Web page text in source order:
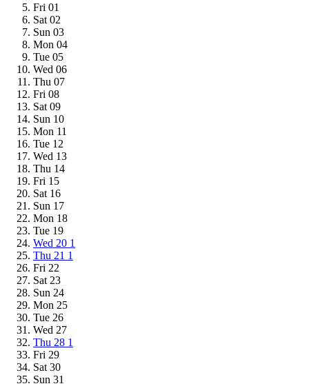
Fri 01
Sat 02
Sun 03
Mon 04
Tue 05
Wed 06
Thu 07
Fri 08
Sat 09
Sun 10
Mon 11
Tue 12
Wed 13
Thu 14
Fri 15
Sat 16
Sun 17
Mon 18
Tue 19
Wed 20 1
Thu 21 1
Fri 22
Sat 23
Sun 24
Mon 25
Tue 26
Wed 27
Thu 28 1
Fri 29
Sat 30
Sun 31